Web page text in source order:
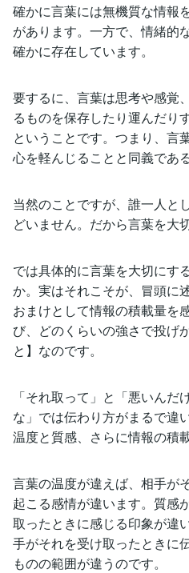
確かに言葉には無機質な情報
があります。一方で、情緒的
確かに存在しています。
要するに、言葉は思考や感覚
るものを保存したり運んだり
ということです。つまり、言
心を軽んじることと同義であ
当然のことですが、誰一人と
どいません。だから言葉を大
では具体的に言葉を大切にす
か。実はそれこそが、冒頭に
おまけとして情報の積載量を
び、どのくらいの強さで投げ
と】なのです。
「それ取って」と「悪いん
な」では伝わり方がまるで違
温度と質感、さらに情報の積
言葉の温度が違えば、相手が
起こる感情が違います。質感
取ったときに感じる印象が違
手がそれを受け取ったときに
ものの範囲が違うのです。